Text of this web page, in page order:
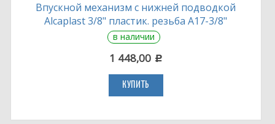
Впускной механизм с нижней подводкой
Alcaplast 3/8" пластик. резьба A17-3/8"
в наличии
1 448,00 c
КУПИТЬ